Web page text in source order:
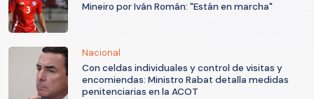
Mineiro por Iván Román: "Están en marcha"
Nacional
Con celdas individuales y control de visitas y
encomiendas: Ministro Rabat detalla medidas
penitenciarias en la ACOT